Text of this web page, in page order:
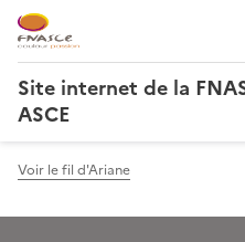
Site internet de la
ASCE
Voir le fil d'Ariane